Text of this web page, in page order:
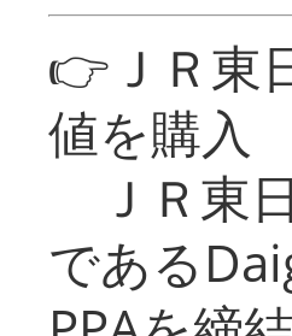
👉ＪＲ東
値を購入
ＪＲ東
である